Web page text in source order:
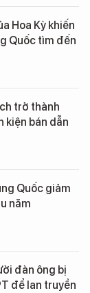
Hoa Kỳ khiến
Quốc tìm đến
trở thành
kiện bán dẫn
Quốc giảm
năm
đàn ông bị
để lan truyền